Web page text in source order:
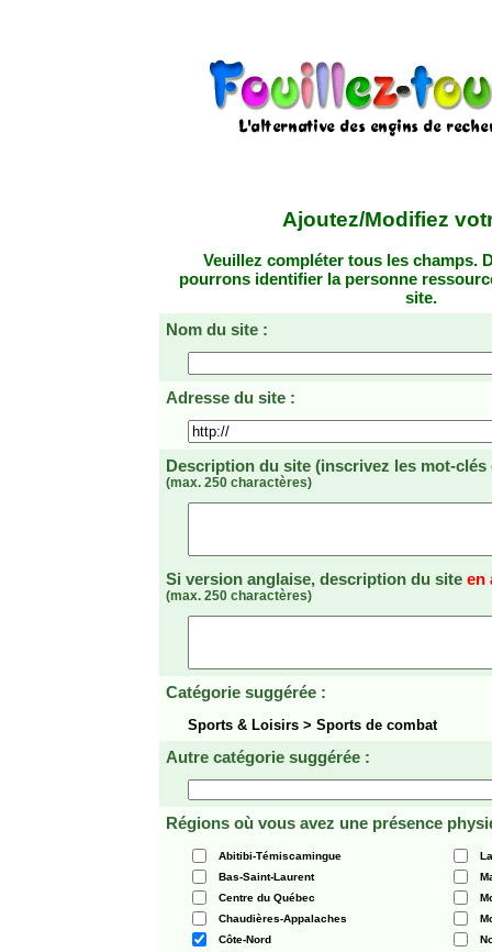
Ajoutez/Modifiez
Veuillez compléter tous les champs.
pourrons identifier la personne
site.
Nom du site :
Adresse du site :
Description du site (inscrivez les mot-
(max. 250 charactères)
Si version anglaise, description du site en
(max. 250 charactères)
Catégorie suggérée :
Sports & Loisirs > Sports de combat
Autre catégorie suggérée :
Régions où vous avez une présence
Abitibi-Témiscamingue
Bas-Saint-Laurent
Centre du Québec
Chaudières-Appalaches
Côte-Nord